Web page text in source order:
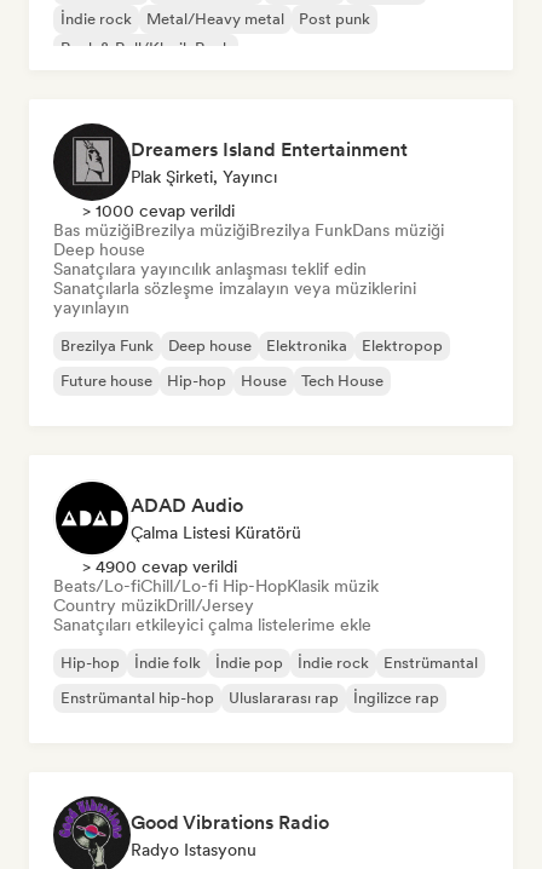
İndie rock
Metal/Heavy metal
Post punk
Rock & Roll/Klasik Rock
Dreamers Island Entertainment
Plak Şirketi, Yayıncı
> 1000 cevap verildi
Bas müziğiBrezilya müziğiBrezilya FunkDans müziği
Deep house
Sanatçılara yayıncılık anlaşması teklif edin
Sanatçılarla sözleşme imzalayın veya müziklerini
yayınlayın
Brezilya Funk Deep house Elektronika
Elektropop
Future house
Hip-hop House Tech House
ADAD Audio
Çalma Listesi Küratörü
> 4900 cevap verildi
Beats/Lo-fiChill/Lo-fi Hip-HopKlasik müzik
Country müzikDrill/Jersey
Sanatçıları etkileyici çalma listelerime ekle
Hip-hop İndie folk İndie pop İndie rock
Enstrümantal
Enstrümantal hip-hop
Uluslararası rap İngilizce rap
Good Vibrations Radio
Radyo Istasyonu